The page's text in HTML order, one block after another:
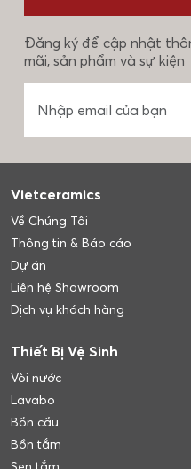
Đăng ký để cập nhật
mãi, sản phẩm và sự kiện
Vietceramics
Về Chúng Tôi
Thông tin & Báo cáo
Dự án
Liên hệ Showroom
Dịch vụ khách hàng
Thiết Bị Vệ Sinh
Vòi nước
Lavabo
Bồn cầu
Bồn tắm